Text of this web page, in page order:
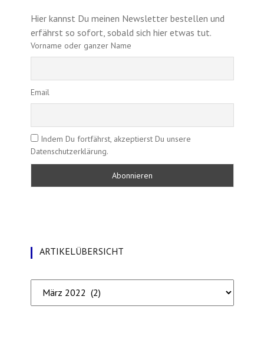
Hier kannst Du meinen Newsletter bestellen und
erfährst so sofort, sobald sich hier etwas tut.
Vorname oder ganzer Name
Email
Indem Du fortfährst, akzeptierst Du unsere
Datenschutzerklärung.
ARTIKELÜBERSICHT